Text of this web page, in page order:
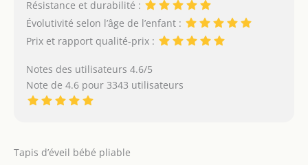
en couleurs contrastées
qui stimulent la vue du
bébé pendant ses
jouets colorés en
différentes textures
Résistance et durabilité :
Évolutivité selon l’âge de l’enfant :
Prix et rapport qualité-prix :
Notes des utilisateurs 4.6/5
Note de 4.6 pour 3343 utilisateurs
Tapis d’éveil bébé pliable